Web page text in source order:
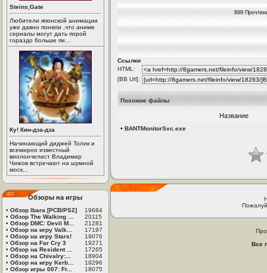
Steins;Gate
Любители японской анимации
уже давно поняли ,что аниме
сериалы могут дать порой
гораздо больше пи...
Ку! Кин-дза-дза
Начинающий диджей Толик и
всемирно известный
виолончелист Владимир
Чижов встречают на шумной
моск...
Обзоры на игры
• Обзор Ibara [PCB/PS2]
19684
• Обзор The Walking ...
20115
• Обзор DMC: Devil M...
21281
• Обзор на игру Valk...
17197
• Обзор на игру Stars!
19076
• Обзор на Far Cry 3
19271
• Обзор на Resident ...
17265
• Обзор на Chivalry:...
18904
• Обзор на игру Kerb...
19296
• Обзор игры 007: Fr... 18075
899
Ссылки
HTML:
[BB Url]:
Похожие файлы
Название
• BANTMonitorSvc.exe
Все